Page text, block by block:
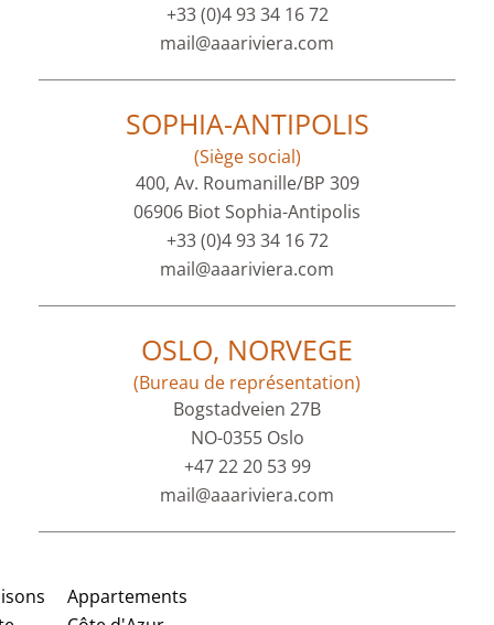
+33 (0)4 93 34 16 72
mail@aaariviera.com
SOPHIA-ANTIPOLIS
(Siège social)
400, Av. Roumanille/BP 309
06906 Biot Sophia-Antipolis
+33 (0)4 93 34 16 72
mail@aaariviera.com
OSLO, NORVEGE
(Bureau de représentation)
Bogstadveien 27B
NO-0355 Oslo
+47 22 20 53 99
mail@aaariviera.com
Appartements